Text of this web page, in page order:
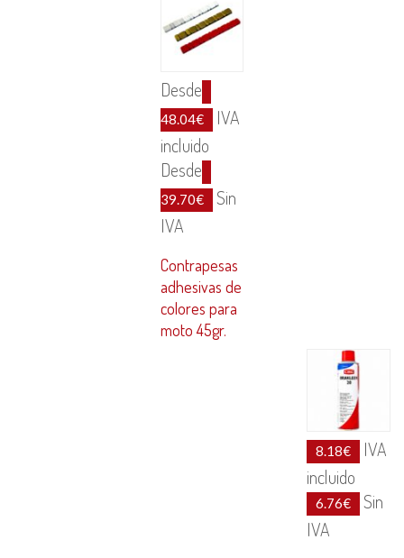
Desde
48.04€
IVA
incluido
Desde
39.70€
Sin
IVA
Contrapesas
adhesivas de
colores para
moto 45gr.
8.18€
IVA
incluido
6.76€
Sin
IVA